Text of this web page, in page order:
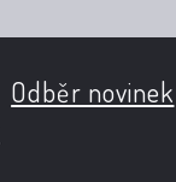
Odběr novinek